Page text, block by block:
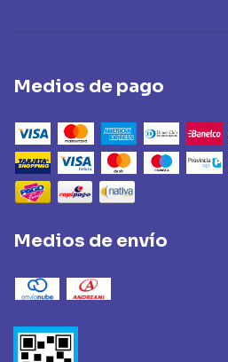
Medios de pago
Medios de envío